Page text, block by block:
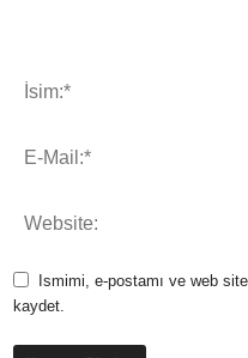
Ismimi, e-postamı ve web
kaydet.